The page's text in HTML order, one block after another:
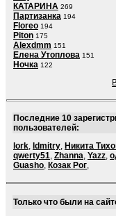
КАТАРИНА 269
Партизанка 194
Floreo 194
Piton 175
Alexdmm 151
Елена Утоплова 151
Ночка 122
Последние 10
пользователей:
lork, ldmitry, Никита
qwerty51, Zhanna, Yazz,
Guasho, Козак Рог,
Только что были на